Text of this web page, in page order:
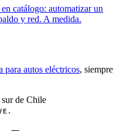
catálogo: automatizar un
y red. A medida.
para autos eléctricos, siempre